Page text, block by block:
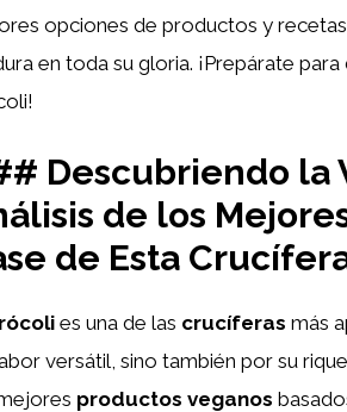
opciones de productos y
en toda su gloria. ¡Prepárate
Descubriendo la
de los
de Esta
es una de las crucíferas más
versátil, sino también por su
productos veganos